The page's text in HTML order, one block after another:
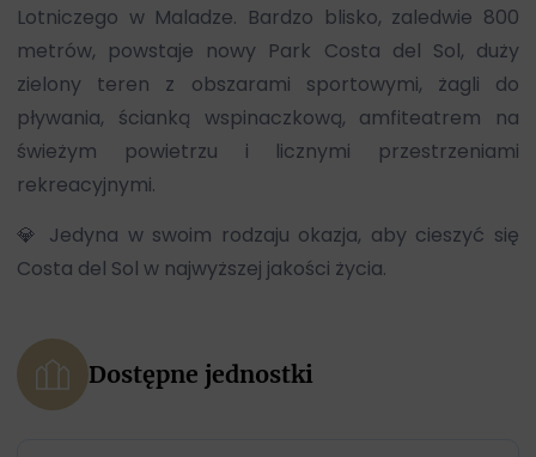
Lotniczego w Maladze. Bardzo blisko, zaledwie 800
metrów, powstaje nowy Park Costa del Sol, duży
zielony teren z obszarami sportowymi, żagli do
pływania, ścianką wspinaczkową, amfiteatrem na
świeżym powietrzu i licznymi przestrzeniami
rekreacyjnymi.
💎 Jedyna w swoim rodzaju okazja, aby cieszyć się
Costa del Sol w najwyższej jakości życia.
Dostępne jednostki